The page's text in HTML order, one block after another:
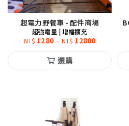
超電力野餐車 - 配件商場
超強電量 | 增幅擴充
NT$ 1280 - NT$ 12800
選購